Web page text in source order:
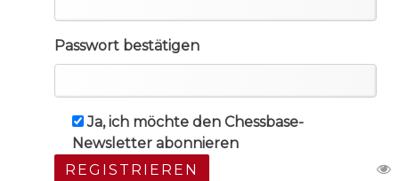
Passwort bestätigen
Ja, ich möchte den Chessbase-
Newsletter abonnieren
REGISTRIEREN